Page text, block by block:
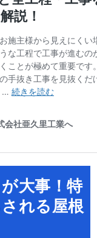
大事！特
れる屋根